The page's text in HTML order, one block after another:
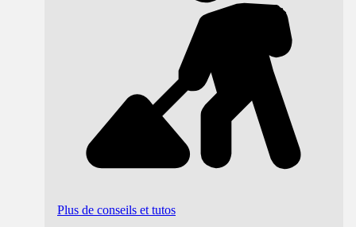
Plus de conseils et tutos